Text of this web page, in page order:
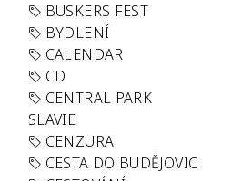
BUSKERS FEST
BYDLENÍ
CALENDAR
CD
CENTRAL PARK
SLAVIE
CENZURA
CESTA DO BUDĚJOVIC